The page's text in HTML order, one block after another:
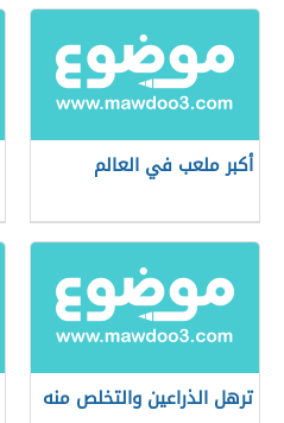
أكبر ملعب في العالم
ترهل الذراعين والتخلص منه